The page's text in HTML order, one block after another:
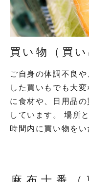
買い物（買い
ご自身の体調不良
した買いもでも大
に食材や、日用品
しています。 場所
時間内に買い物をい